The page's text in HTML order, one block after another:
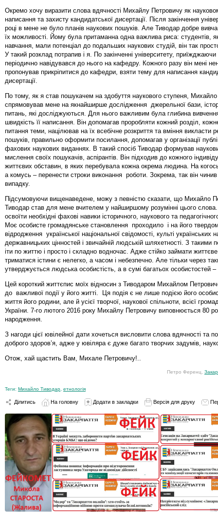
Окремо хочу виразити слова вдячності Михайлу Петровичу як
написання та захисту кандидатської дисертації. Після закінчення
році в мене не було планів наукових пошуків. Але Тиводар добре
їх можливості. Йому була притаманна одна важлива риса: cтудентів,
навчання, мали потенціал до подальших наукових студій, він так
У такий розклад потрапив і я. По закінченні університету,
періодично навідувався до нього на кафедру. Кожного разу він мені
пропонував прикріпитися до кафедри, взяти тему для написання
дисертації.
По тому, як я став пошукачем на здобуття наукового ступеня,
спрямовував мене на якнайширше дослідження джерельної бази,
питань, які досліджуються. Для нього важливим була глибина
швидкість її написання. Він допомагав проробляти кожний розділ,
питання теми, націлював на їх всебічне розкриття та вміння викласти
пошуків, правильно оформити посилання, допомагав у організації
фахових наукових виданнях. В такий спосіб Тиводар формував
мислення своїх пошукачів, аспірантів. Він підходив до кожного
життєвих обставин, в яких перебувала кожна окрема людина. На
а комусь – перенести строки виконання роботи. Зокрема, так він
випадку.
Підсумовуючи вищенаведене, можу з певністю сказати, що Михайло
Тиводар став для мене вчителем у найширшому розумінні цього
освоїти необхідні фахові навики історичного, наукового та
Моє особисте громадянське становлення проходило і на його
відродження української національної свідомості, культі українських
державницьких цінностей і звичайній людській шляхетності. З такими
іти по життю і просто і складно водночас. Адже стійко займати
триматися істини є нелегко, а часом і небезпечно. Але тільки через
утверджується людська особистість, а в сумі багатьох особистостей –
Цей короткий життєпис моїх відносин з Тиводаром Михайлом
до важливої події у його житті. Ця подія є не лише подією його
життя його родини, але й усієї творчої, наукової спільноти, всієї
України. 7-го лютого 2016 року Михайлу Петровичу виповнюється 80
народження.
З нагоди цієї ювілейної дати хочеться висловити слова вдячності та
доброго здоров’я, адже у ювіляра є дуже багато творчих задумів,
Отож, хай щастить Вам, Михале Петровичу!..
Петро Ференц,
Теги: Михайло Тиводар етнологія
Ділитись На головну Додати в закладки Версія для друку